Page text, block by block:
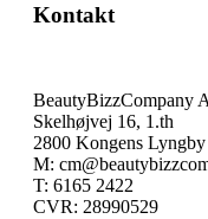
Kontakt
BeautyBizzCompany
Skelhøjvej 16, 1.th
2800 Kongens Lyngby
M:
T: 6165 2422
CVR: 28990529